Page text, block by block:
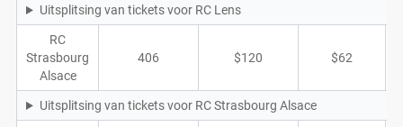
Uitsplitsing van tickets voor RC Lens
RC
Strasbourg
Alsace
406 $120 $62
Uitsplitsing van tickets voor RC Strasbourg Alsace